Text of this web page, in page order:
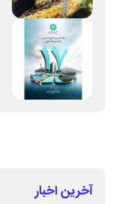
آخرین اخبار